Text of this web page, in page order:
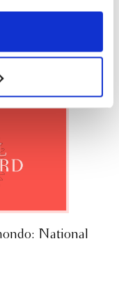
la
tutti” presti
revocare in
National